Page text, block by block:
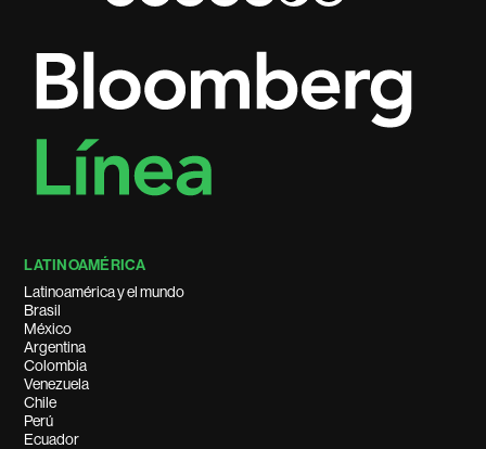
LATINOAMÉRICA
Latinoamérica y el mundo
Brasil
México
Argentina
Colombia
Venezuela
Chile
Perú
Ecuador